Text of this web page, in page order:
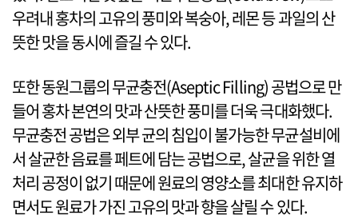
우려내 홍차의 고유의 풍미와 복숭아, 레몬 등 과일의 산
뜻한 맛을 동시에 즐길 수 있다.
또한 동원그룹의 무균충전(Aseptic Filling) 공법으로 만
들어 홍차 본연의 맛과 산뜻한 풍미를 더욱 극대화했다.
무균충전 공법은 외부 균의 침입이 불가능한 무균설비에
서 살균한 음료를 페트에 담는 공법으로, 살균을 위한 열
처리 공정이 없기 때문에 원료의 영양소를 최대한 유지하
면서도 원료가 가진 고유의 맛과 향을 살릴 수 있다.